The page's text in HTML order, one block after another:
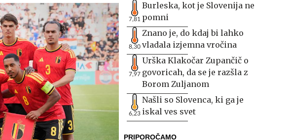
7,81
Burleska, kot je Slovenija ne
pomni
8,30
Znano je, do kdaj bi lahko
vladala izjemna vročina
7,97
Urška Klakočar Zupančič o
govoricah, da se je razšla z
Borom Zuljanom
6,23
Našli so Slovenca, ki ga je
iskal ves svet